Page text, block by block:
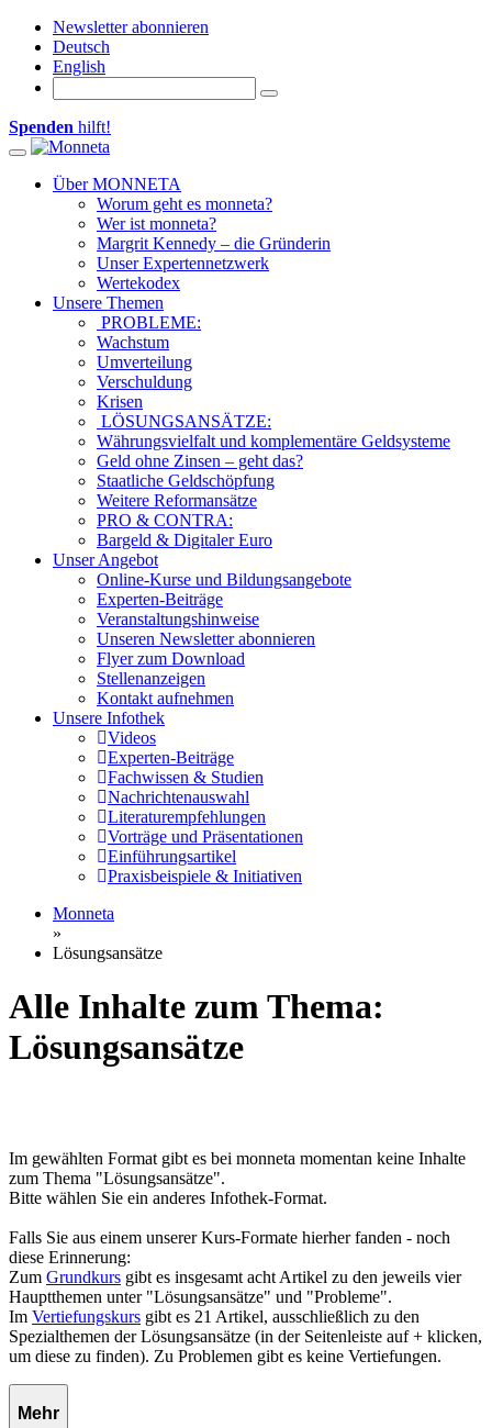
Newsletter abonnieren
Deutsch
English
Spenden hilft!
Toggle navigation
Über MONNETA
Worum geht es monneta?
Wer ist monneta?
Margrit Kennedy – die Gründerin
Unser Expertennetzwerk
Wertekodex
Unsere Themen
PROBLEME:
Wachstum
Umverteilung
Verschuldung
Krisen
LÖSUNGSANSÄTZE:
Währungsvielfalt und komplementäre Geldsysteme
Geld ohne Zinsen – geht das?
Staatliche Geldschöpfung
Weitere Reformansätze
PRO & CONTRA:
Bargeld & Digitaler Euro
Unser Angebot
Online-Kurse und Bildungsangebote
Experten-Beiträge
Veranstaltungshinweise
Unseren Newsletter abonnieren
Flyer zum Download
Stellenanzeigen
Kontakt aufnehmen
Unsere Infothek
Videos
Experten-Beiträge
Fachwissen & Studien
Nachrichtenauswahl
Literaturempfehlungen
Vorträge und Präsentationen
Einführungsartikel
Praxisbeispiele & Initiativen
Monneta
»
Lösungsansätze
Alle Inhalte zum Thema:
Lösungsansätze
Im gewählten Format gibt es bei monneta momentan keine Inhalte
zum Thema "Lösungsansätze".
Bitte wählen Sie ein anderes Infothek-Format.
Falls Sie aus einem unserer Kurs-Formate hierher fanden - noch
diese Erinnerung:
Zum Grundkurs gibt es insgesamt acht Artikel zu den jeweils vier
Hauptthemen unter "Lösungsansätze" und "Probleme".
Im Vertiefungskurs gibt es 21 Artikel, ausschließlich zu den
Spezialthemen der Lösungsansätze (in der Seitenleiste auf + klicken,
um diese zu finden). Zu Problemen gibt es keine Vertiefungen.
Mehr